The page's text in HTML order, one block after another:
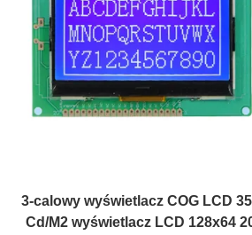
3-calowy wyświetlacz COG LCD
Cd/M2 wyświetlacz LCD 128x64